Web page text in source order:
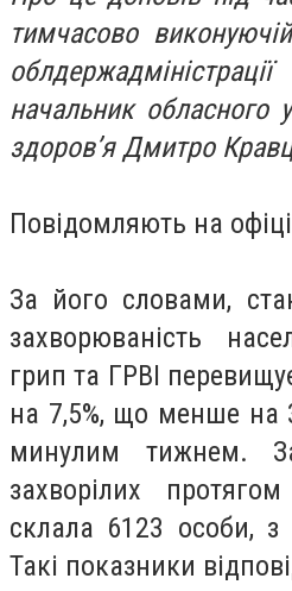
тимчасово
начальник обласного
здоров’я Дмитро
Повідомляють на
За його словами,
захворюваність
грип та ГРВІ
на 7,5%, що менше на
минулим тижнем.
захворілих
склала 6123 особи,
Такі показники